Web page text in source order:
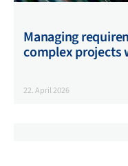
Managing
complex projects
22. April 2026